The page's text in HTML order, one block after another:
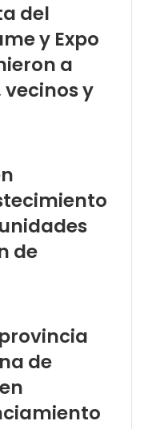
del
y Expo
a
y
de
de